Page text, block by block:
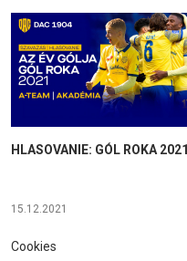
HLASOVANIE: GÓL ROKA 2021
15.12.2021
Cookies